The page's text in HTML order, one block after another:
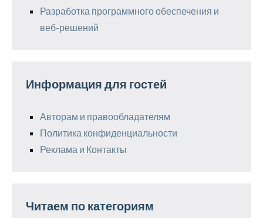
Разработка программного обеспечения и
веб-решений
Информация для гостей
Авторам и правообладателям
Политика конфиденциальности
Реклама и Контакты
Читаем по категориям